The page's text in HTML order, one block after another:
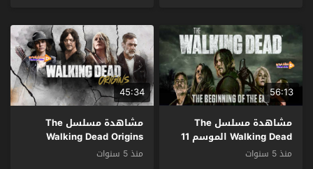
56:13
مشاهدة مسلسل The
Walking Dead الموسم 11
الحلقة 1 مترجم
منذ 5 سنوات
45:34
مشاهدة مسلسل The
Walking Dead Origins
منذ 5 سنوات